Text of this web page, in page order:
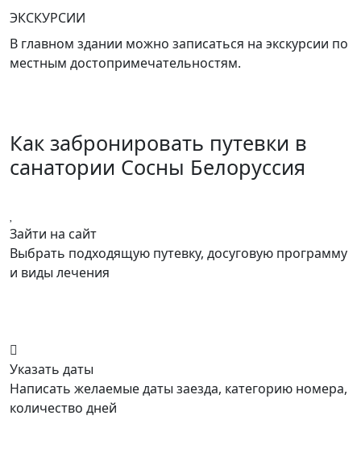
ЭКСКУРСИИ
В главном здании можно записаться на экскурсии по
местным достопримечательностям.
Как забронировать путевки в
санатории Сосны Белоруссия
Зайти на сайт
Выбрать подходящую путевку, досуговую программу
и виды лечения
Указать даты
Написать желаемые даты заезда, категорию номера,
количество дней